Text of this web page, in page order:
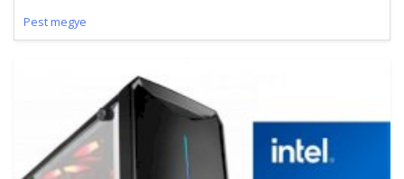
Pest megye